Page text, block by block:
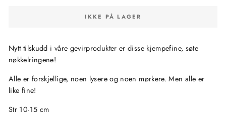
IKKE PÅ LAGER
Nytt tilskudd i våre gevirprodukter er disse kjempefine, søte
nøkkelringene!
Alle er forskjellige, noen lysere og noen mørkere. Men alle er
like fine!
Str 10-15 cm